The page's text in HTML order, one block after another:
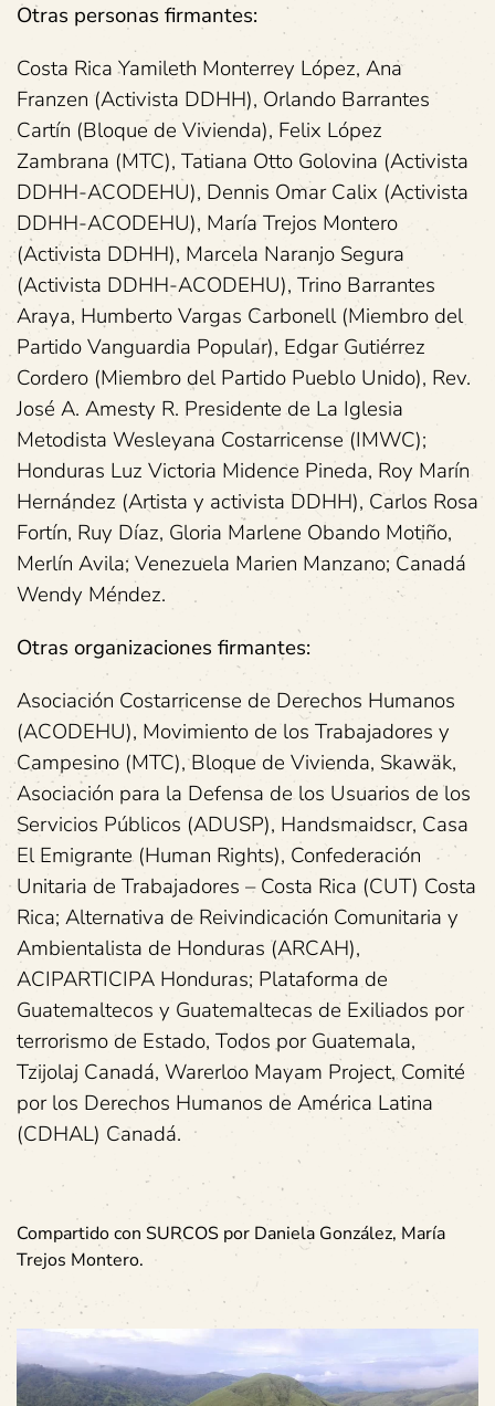
Otras personas firmantes:
Costa Rica Yamileth Monterrey López, Ana
Franzen (Activista DDHH), Orlando Barrantes
Cartín (Bloque de Vivienda), Felix López
Zambrana (MTC), Tatiana Otto Golovina (Activista
DDHH-ACODEHU), Dennis Omar Calix (Activista
DDHH-ACODEHU), María Trejos Montero
(Activista DDHH), Marcela Naranjo Segura
(Activista DDHH-ACODEHU), Trino Barrantes
Araya, Humberto Vargas Carbonell (Miembro del
Partido Vanguardia Popular), Edgar Gutiérrez
Cordero (Miembro del Partido Pueblo Unido), Rev.
José A. Amesty R. Presidente de La Iglesia
Metodista Wesleyana Costarricense (IMWC);
Honduras Luz Victoria Midence Pineda, Roy Marín
Hernández (Artista y activista DDHH), Carlos Rosa
Fortín, Ruy Díaz, Gloria Marlene Obando Motiño,
Merlín Avila; Venezuela Marien Manzano; Canadá
Wendy Méndez.
Otras organizaciones firmantes:
Asociación Costarricense de Derechos Humanos
(ACODEHU), Movimiento de los Trabajadores y
Campesino (MTC), Bloque de Vivienda, Skawäk,
Asociación para la Defensa de los Usuarios de los
Servicios Públicos (ADUSP), Handsmaidscr, Casa
El Emigrante (Human Rights), Confederación
Unitaria de Trabajadores – Costa Rica (CUT) Costa
Rica; Alternativa de Reivindicación Comunitaria y
Ambientalista de Honduras (ARCAH),
ACIPARTICIPA Honduras; Plataforma de
Guatemaltecos y Guatemaltecas de Exiliados por
terrorismo de Estado, Todos por Guatemala,
Tzijolaj Canadá, Warerloo Mayam Project, Comité
por los Derechos Humanos de América Latina
(CDHAL) Canadá.
Compartido con SURCOS por Daniela González, María
Trejos Montero.